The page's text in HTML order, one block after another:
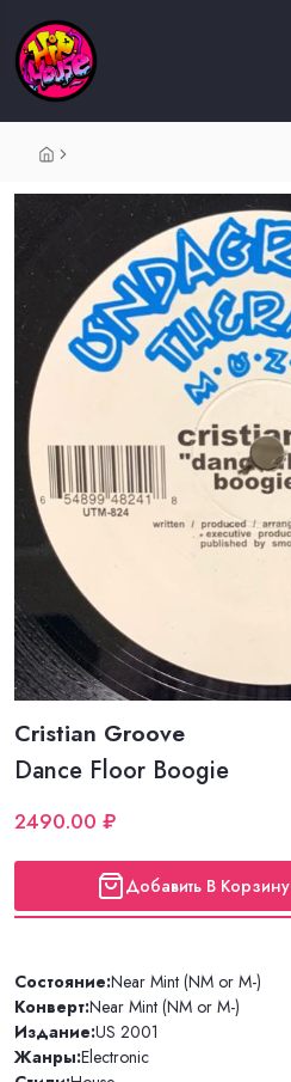
Cristian Groove
Dance Floor Boogie
2490.00 ₽
Добавить В Корзину
Состояние:Near Mint (NM or M-)
Конверт:Near Mint (NM or M-)
Издание:US 2001
Жанры:Electronic